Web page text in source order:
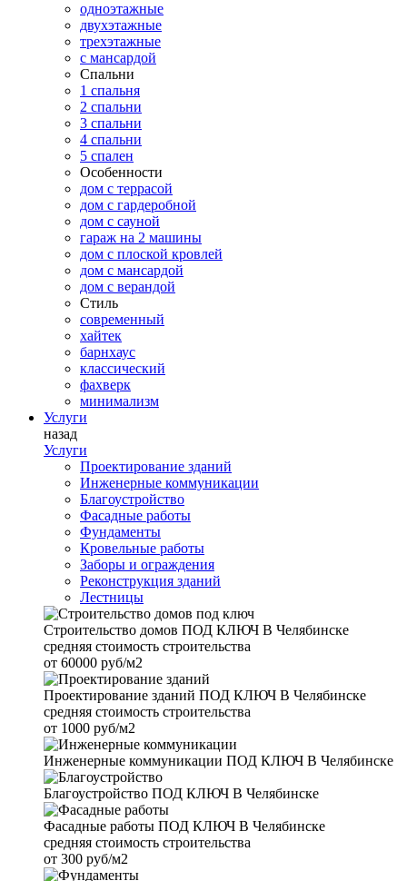
одноэтажные
двухэтажные
трехэтажные
с мансардой
Спальни
1 спальня
2 спальни
3 спальни
4 спальни
5 спален
Особенности
дом с террасой
дом с гардеробной
дом с сауной
гараж на 2 машины
дом с плоской кровлей
дом с мансардой
дом с верандой
Стиль
современный
хайтек
барнхаус
классический
фахверк
минимализм
Услуги
назад
Услуги
Проектирование зданий
Инженерные коммуникации
Благоустройство
Фасадные работы
Фундаменты
Кровельные работы
Заборы и ограждения
Реконструкция зданий
Лестницы
Строительство домов ПОД КЛЮЧ В Челябинске
средняя стоимость строительства
от 60000 руб/м2
Проектирование зданий ПОД КЛЮЧ В Челябинске
средняя стоимость строительства
от 1000 руб/м2
Инженерные коммуникации ПОД КЛЮЧ В Челябинске
Благоустройство ПОД КЛЮЧ В Челябинске
Фасадные работы ПОД КЛЮЧ В Челябинске
средняя стоимость строительства
от 300 руб/м2